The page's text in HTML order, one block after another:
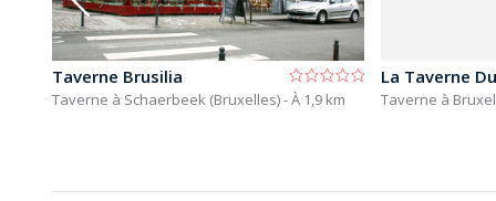
Taverne Brusilia
Taverne à Schaerbeek (Bruxelles)- À 1,9 km
La Taverne
Taverne à